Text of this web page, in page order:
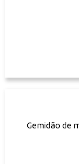
Gemidão de